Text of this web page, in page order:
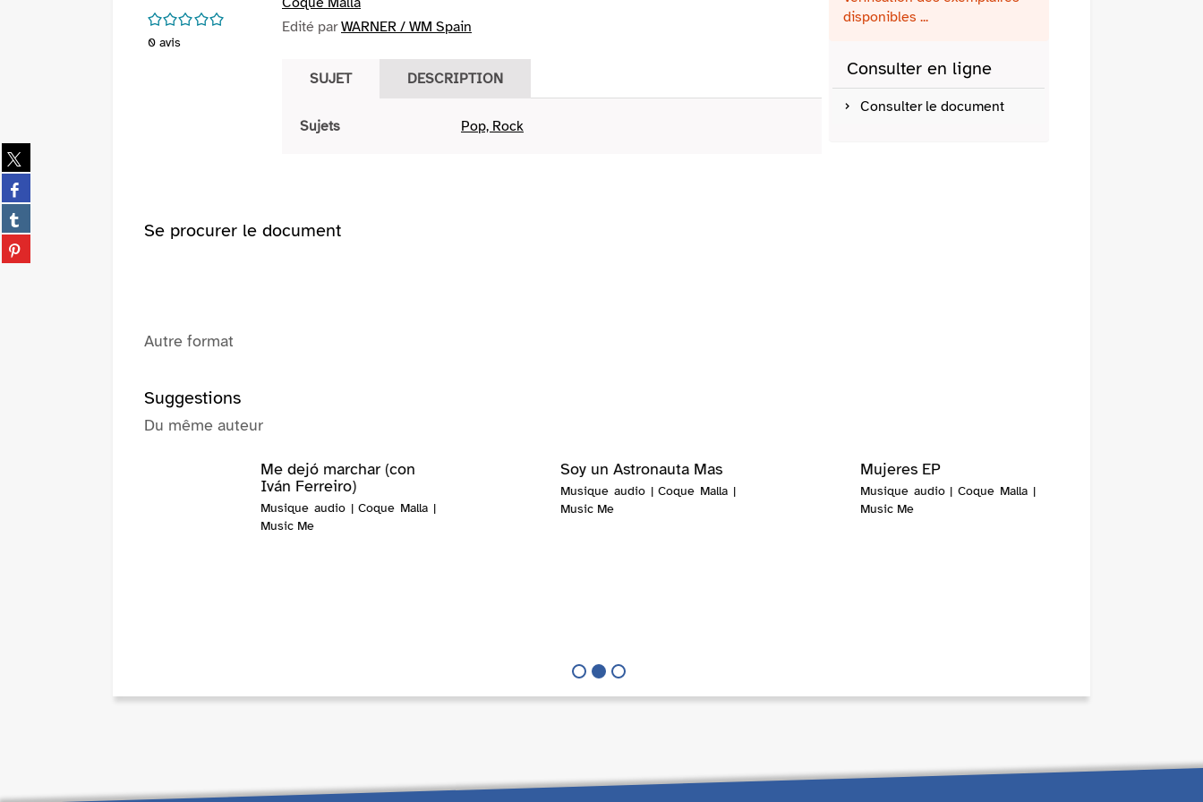
Partager
sur
twitter
(Nouvelle
fenêtre)
Partager
sur
facebook
(Nouvelle
fenêtre)
Partager
sur
tumblr
Partager
sur
/5
0 avis
Edité parWARNER / WM Spain
SUJET DESCRIPTION
Sujets Pop, Rock
disponibles ...
Consulter en ligne
Consulter le document
Se procurer le document
Autre format
Suggestions
Du même auteur
Soy un Astronauta Mas
Musique audio | Coque Malla |
Music Me
Mujeres EP
Musique audio | Coque Malla |
Music Me
Me dejó marchar (con
Iván Ferreiro)
Musique audio | Coque Malla |
Music Me